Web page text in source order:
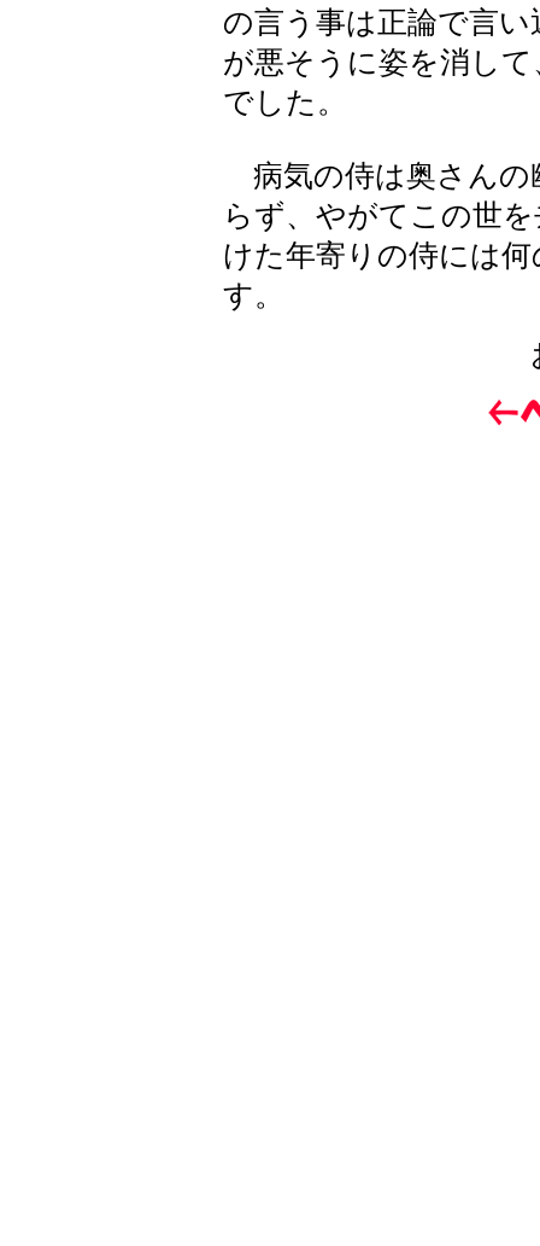
の言う事は正論で言
が悪そうに姿を消し
でした。
病気の侍は奥さんの
らず、やがてこの世
けた年寄りの侍には
す。